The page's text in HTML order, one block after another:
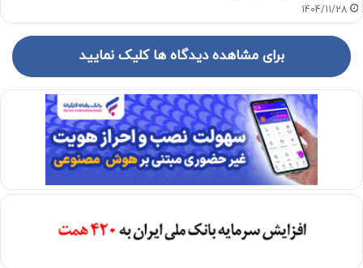
1404/11/28
برای مشاهده دیدگاه ها کلیک نمایید